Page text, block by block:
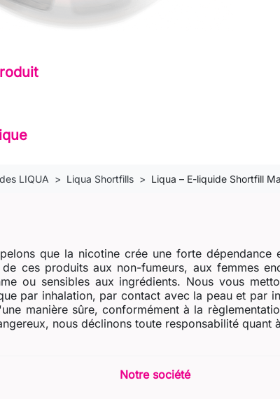
LIQUA Liqua Shortfills Liqua – E-liquide Shortfill
que la nicotine crée une forte
ces produits aux non-fumeurs, aux femmes
ou sensibles aux ingrédients. Nous vous
par inhalation, par contact avec la peau et par
manière sûre, conformément à la
nous déclinons toute responsabilité
Notre société